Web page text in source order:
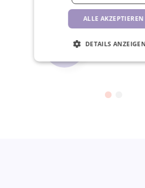
ALLE AKZEPTIEREN
DETAILS